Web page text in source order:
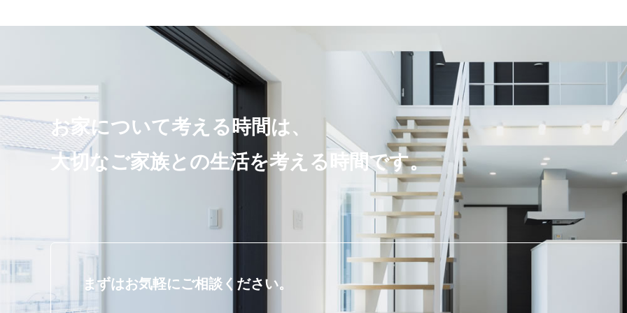
お家について考える時間は、
大切なご家族との生活を考える時間です。
まずはお気軽にご相談ください。